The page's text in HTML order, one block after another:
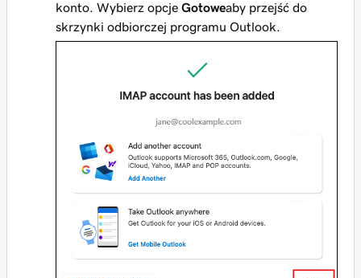
konto. Wybierz opcje Gotoweaby przejść do
skrzynki odbiorczej programu Outlook.